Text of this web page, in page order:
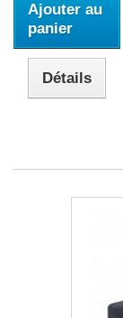
Ajouter au
panier
Détails